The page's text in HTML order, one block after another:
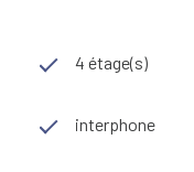
4 étage(s)
interphone